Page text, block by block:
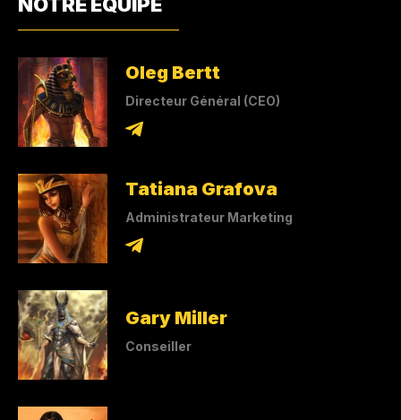
Oleg Bertt
Directeur Général (CEO)
Tatiana Grafova
Administrateur Marketing
Gary Miller
Conseiller